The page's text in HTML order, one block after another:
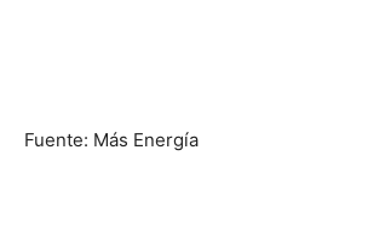
Fuente: Más Energía